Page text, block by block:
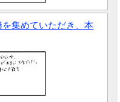
集めていただき、本